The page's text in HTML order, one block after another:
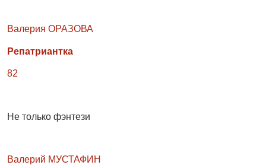
Валерия ОРАЗОВА
Репатриантка
82
Не только фэнтези
Валерий МУСТАФИН